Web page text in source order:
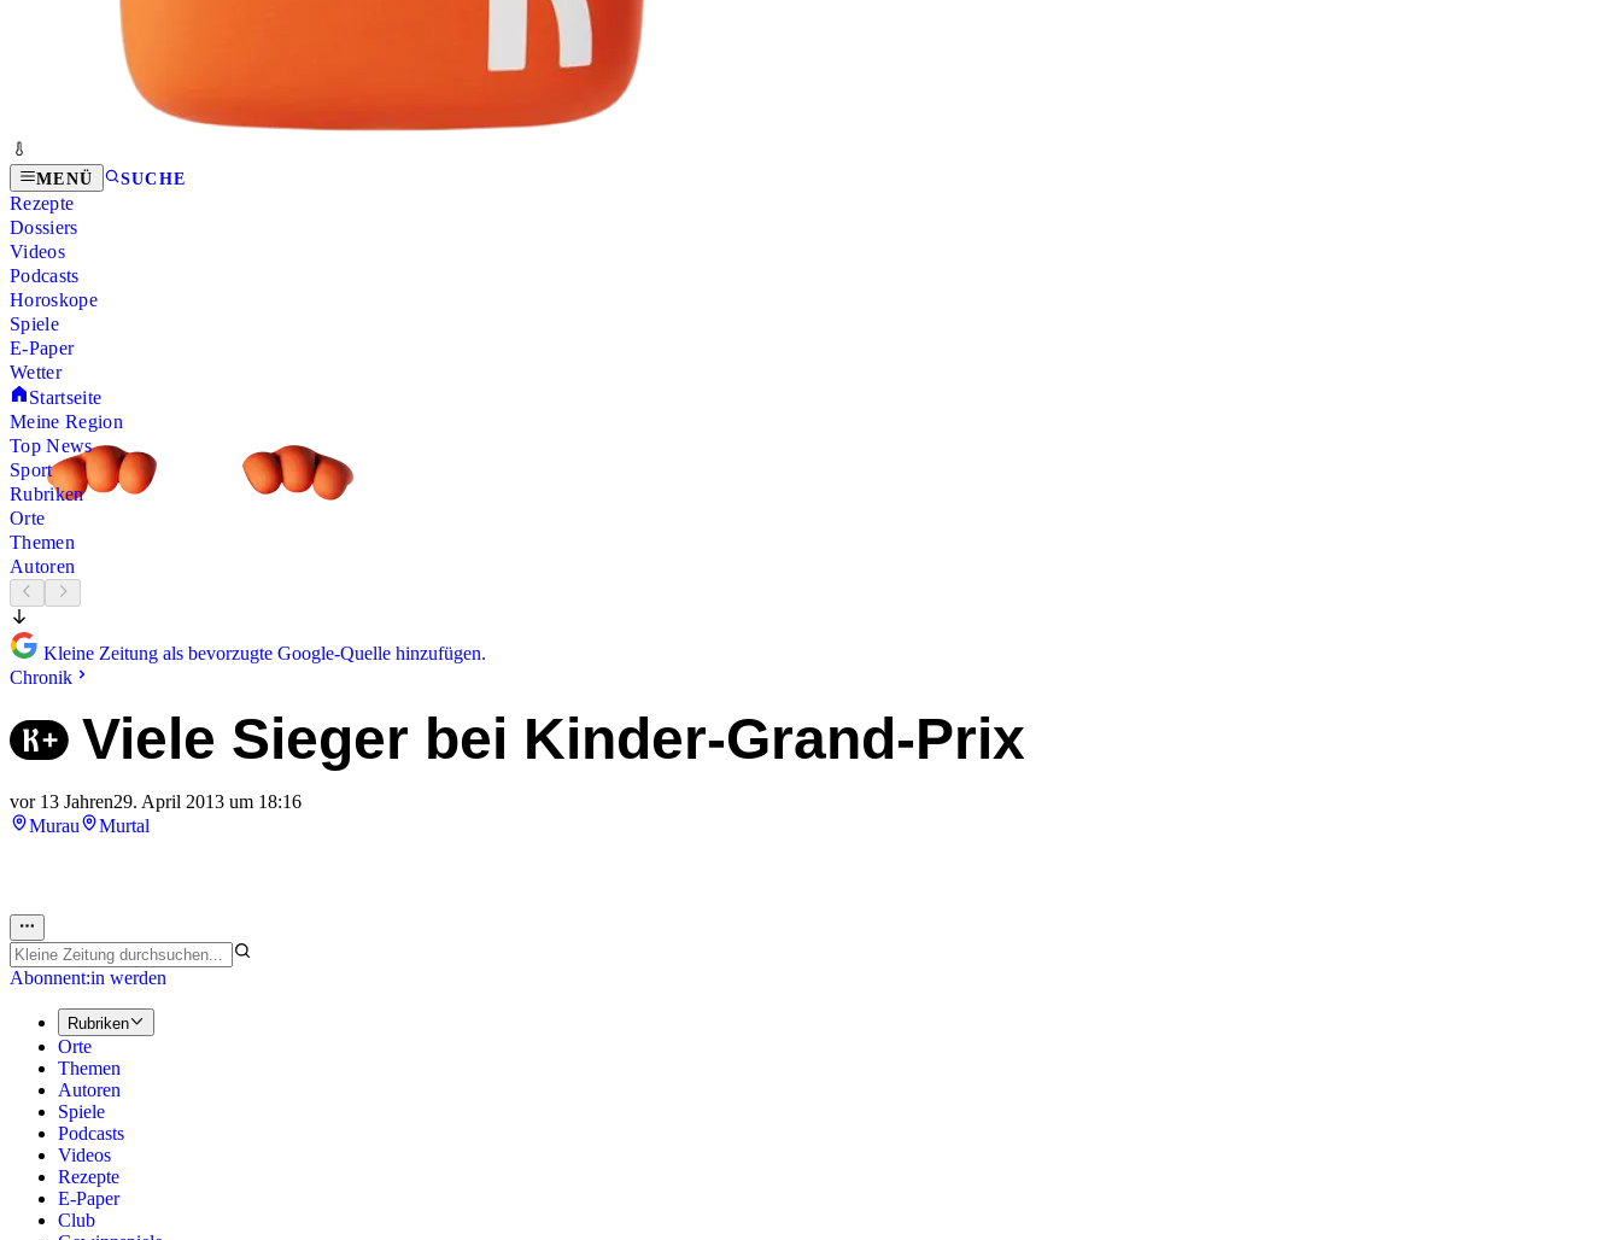
MENÜ SUCHE
Rezepte
Dossiers
Videos
Podcasts
Horoskope
Spiele
E-Paper
Wetter
Startseite
Meine Region
Top News
Sport
Rubriken
Orte
Themen
Autoren
Kleine Zeitung als bevorzugte Google-Quelle hinzufügen.
Chronik
Viele Sieger bei Kinder-Grand-Prix
vor 13 Jahren29. April 2013 um 18:16
Murau
Murtal
Abonnent:in werden
Rubriken
Orte
Themen
Autoren
Spiele
Podcasts
Videos
Rezepte
E-Paper
Club